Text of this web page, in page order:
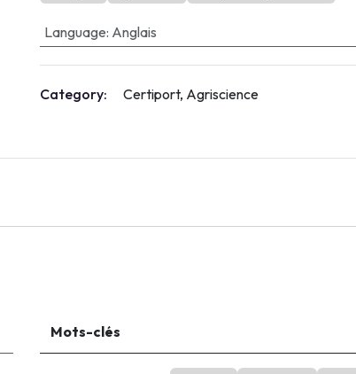
Language: Anglais
Category: Certiport, Agriscience
Mots-clés